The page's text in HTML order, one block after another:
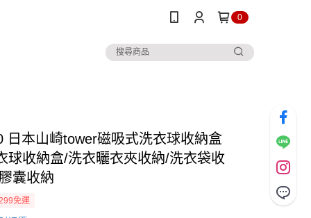
0
日本山崎tower磁吸式洗衣球收納盒
球收納盒/洗衣曬衣夾收納/洗衣袋收
囊收納
免運